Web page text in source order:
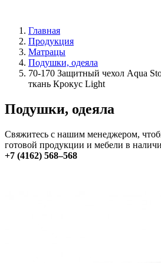
Главная
Продукция
Матрацы
Подушки, одеяла
70-170 Защитный чехол Aqua
ткань Крокус Light
Подушки, одеяла
Свяжитесь с нашим менеджером,
готовой продукции и мебели в
+7 (4162) 568–568